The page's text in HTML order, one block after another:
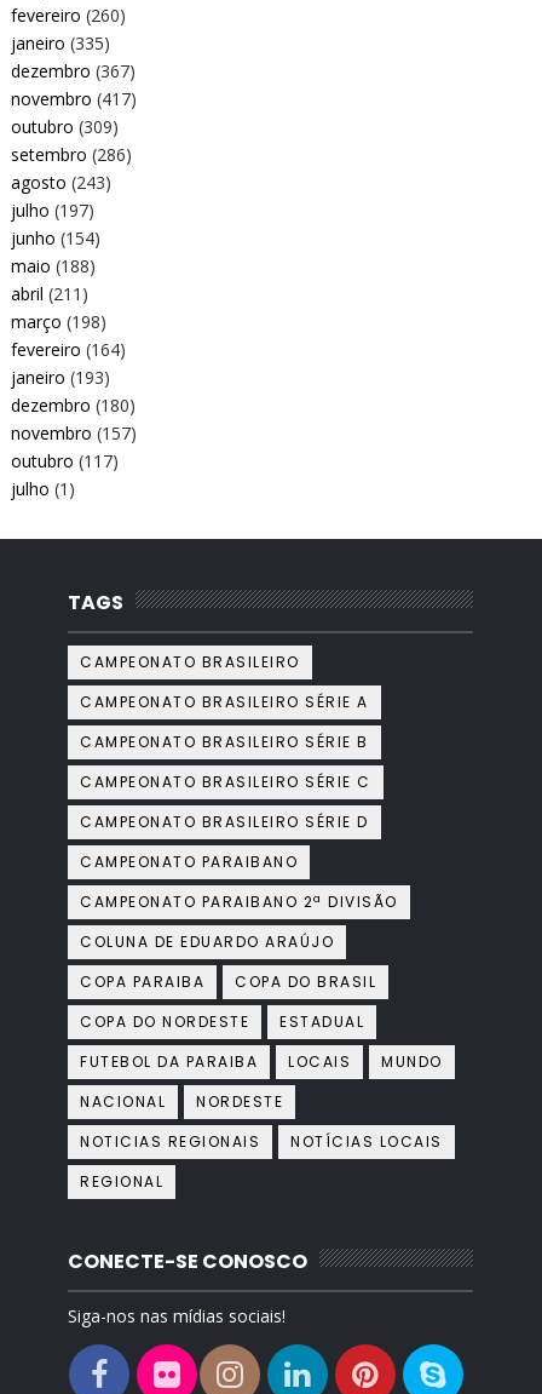
fevereiro (260)
janeiro (335)
dezembro (367)
novembro (417)
outubro (309)
setembro (286)
agosto (243)
julho (197)
junho (154)
maio (188)
abril (211)
março (198)
fevereiro (164)
janeiro (193)
dezembro (180)
novembro (157)
outubro (117)
julho (1)
TAGS
CAMPEONATO BRASILEIRO
CAMPEONATO BRASILEIRO SÉRIE A
CAMPEONATO BRASILEIRO SÉRIE B
CAMPEONATO BRASILEIRO SÉRIE C
CAMPEONATO BRASILEIRO SÉRIE D
CAMPEONATO PARAIBANO
CAMPEONATO PARAIBANO 2ª DIVISÃO
COLUNA DE EDUARDO ARAÚJO
COPA PARAIBA
COPA DO BRASIL
COPA DO NORDESTE
ESTADUAL
FUTEBOL DA PARAIBA
LOCAIS
MUNDO
NACIONAL
NORDESTE
NOTICIAS REGIONAIS
NOTÍCIAS LOCAIS
REGIONAL
CONECTE-SE CONOSCO
Siga-nos nas mídias sociais!